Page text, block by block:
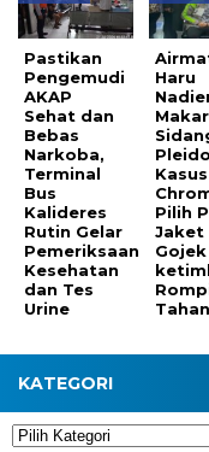
Pastikan
Pengemudi
AKAP
Sehat dan
Bebas
Narkoba,
Terminal
Bus
Kalideres
Rutin Gelar
Pemeriksaan
Kesehatan
dan Tes
Urine
Haru
Kasus
Pilih
Jaket
Gojek
KATEGORI
Kategori